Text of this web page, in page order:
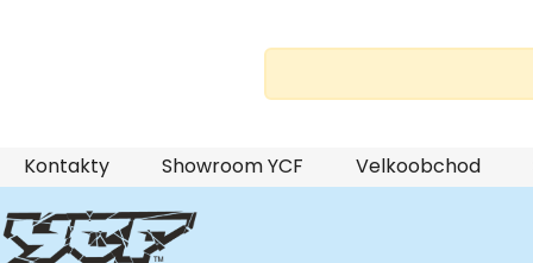
Přejít
na
obsah
Kontakty Showroom YCF Velkoobchod